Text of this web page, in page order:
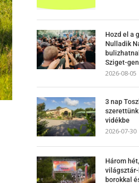
Hozd el a
Nulladik
Sziget-
2026-08-05
3 nap
vidékbe
2026-07-30
Három
borokkal